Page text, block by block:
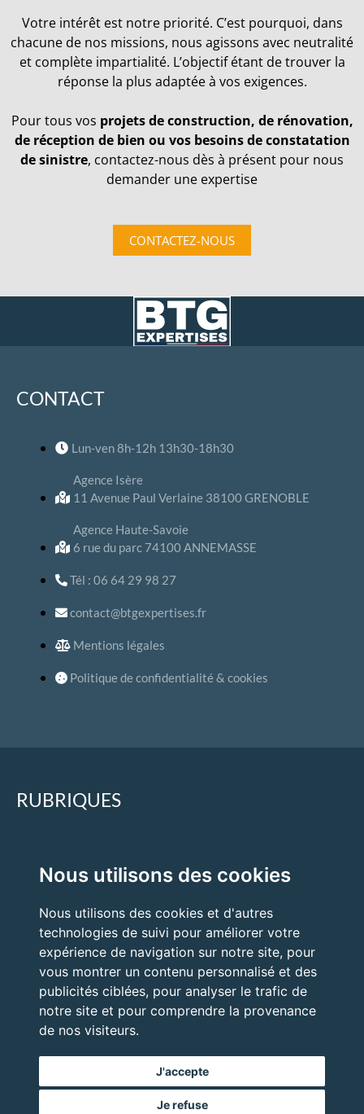
Nous utilisons des cookies
Nous utilisons des cookies et d'autres
technologies de suivi pour améliorer votre
expérience de navigation sur notre site, pour
vous montrer un contenu personnalisé et des
publicités ciblées, pour analyser le trafic de
notre site et pour comprendre la provenance
de nos visiteurs.
J'accepte
Je refuse
Votre intérêt est notre priorité. C’est pourquoi, dans
chacune de nos missions, nous agissons avec neutralité
et complète impartialité. L’objectif étant de trouver la
réponse la plus adaptée à vos exigences.
Pour tous vos projets de construction, de rénovation,
de réception de bien ou vos besoins de constatation
de sinistre, contactez-nous dès à présent pour nous
demander une expertise
CONTACTEZ-NOUS
CONTACT
Lun-ven 8h-12h 13h30-18h30
Agence Isère
11 Avenue Paul Verlaine 38100 GRENOBLE
Agence Haute-Savoie
6 rue du parc 74100 ANNEMASSE
Tél : 06 64 29 98 27
contact@btgexpertises.fr
Mentions légales
Politique de confidentialité & cookies
RUBRIQUES
Quand faire appel à un expert ?
Nos expertises
Nos prestations